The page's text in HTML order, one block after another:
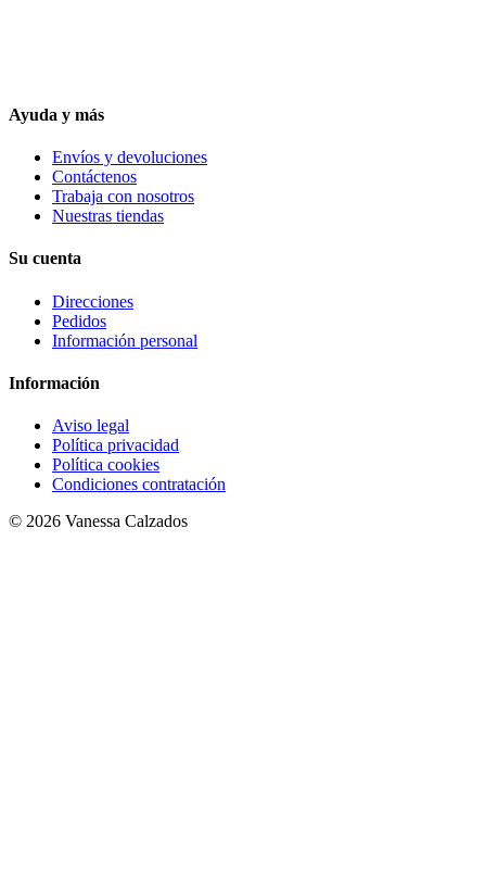
Ayuda y más
Envíos y devoluciones
Contáctenos
Trabaja con nosotros
Nuestras tiendas
Su cuenta
Direcciones
Pedidos
Información personal
Información
Aviso legal
Política privacidad
Política cookies
Condiciones contratación
© 2026 Vanessa Calzados